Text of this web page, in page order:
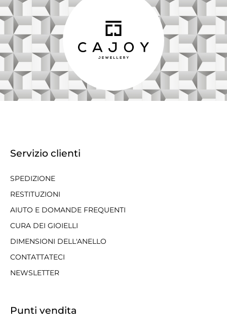
Servizio clienti
SPEDIZIONE
RESTITUZIONI
AIUTO E DOMANDE FREQUENTI
CURA DEI GIOIELLI
DIMENSIONI DELL'ANELLO
CONTATTATECI
NEWSLETTER
Punti vendita